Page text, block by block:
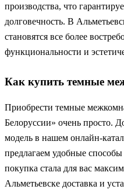
производства, что
долговечность. В
становятся все более
функциональности и
Как купить темные
Приобрести темные
Белоруссии» очень просто.
модель в нашем онлайн-
предлагаем удобные
покупка стала для вас
Альметьевске доставка и